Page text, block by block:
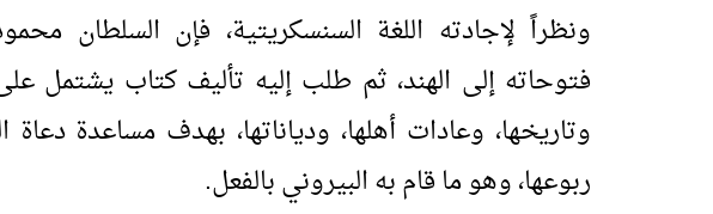
ونظراً لإجادته اللغة السنسكريتية، فإن السلطان
فتوحاته إلى الهند، ثم طلب إليه تأليف كتاب يشتمل على
وتاريخها، وعادات أهلها، ودياناتها، بهدف مساعدة
ربوعها، وهو ما قام به البيروني بالفعل.